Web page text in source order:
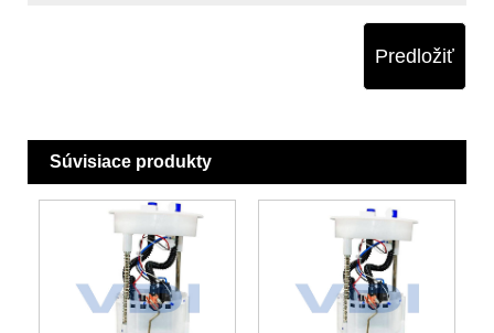
Predložiť
Súvisiace produkty